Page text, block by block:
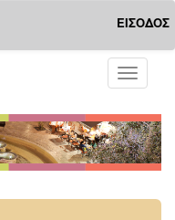
ΕΙΣΟΔΟΣ
Toggle